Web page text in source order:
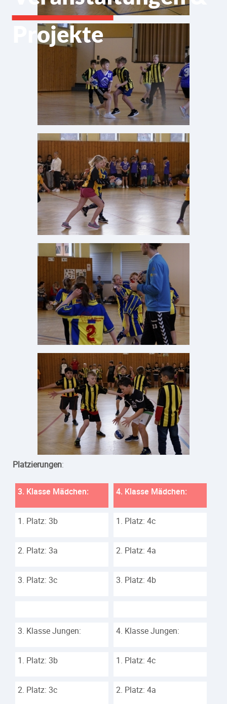
Projekte
Platzierungen:
3. Klasse Mädchen: 4. Klasse Mädchen:
1. Platz: 3b 1. Platz: 4c
2. Platz: 3a 2. Platz: 4a
3. Platz: 3c 3. Platz: 4b
3. Klasse Jungen: 4. Klasse Jungen:
1. Platz: 3b 1. Platz: 4c
2. Platz: 3c 2. Platz: 4a